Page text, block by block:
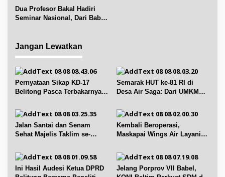
s
Pahlawan Nasional
Dua Profesor Bakal Hadiri
Seminar Nasional, Dari Babel
Pahlawan Nasional
Jangan Lewatkan
Pernyataan Sikap KD-17
Belitong Pasca Terbakarnya
Semarak HUT ke-81 RI di
Desa Air Saga: Dari UMKM
Jalan Santai dan Senam
Sehat Majelis Taklim se-
Kembali Beroperasi,
Maskapai Wings Air Layani
Ini Hasil Audesi Ketua DPRD
Jelang Porprov VII Babel,